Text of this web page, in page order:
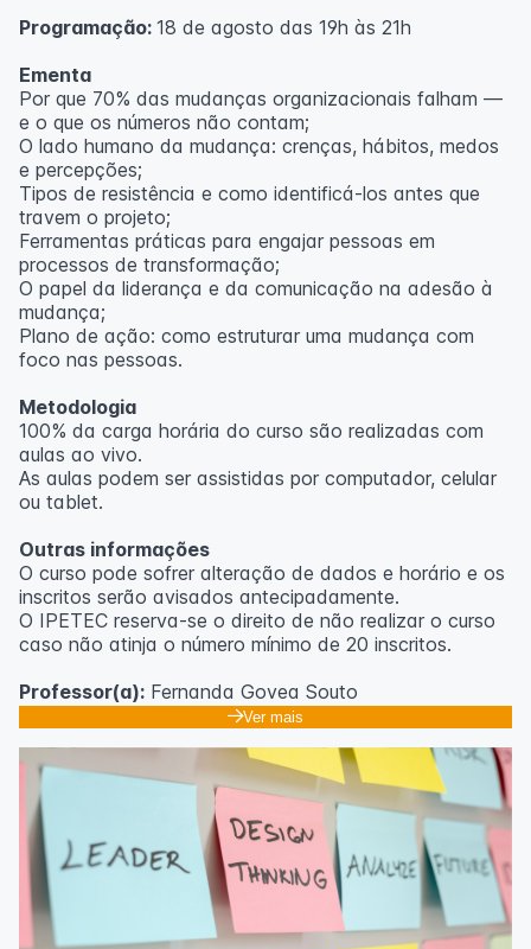
Outras informações
inscritos serão avisados ​​antecipadamente.
O IPETEC reserva-se o direito de não realizar o curso
caso não atinja o número mínimo de 20 inscritos.
Professor(a):
Programação: 18 de agosto das 19h às 21h
Ementa
Por que 70% das mudanças organizacionais falham —
e o que os números não contam;
O lado humano da mudança: crenças, hábitos, medos
e percepções;
Tipos de resistência e como identificá-los antes que
travem o projeto;
Ferramentas práticas para engajar pessoas em
processos de transformação;
O papel da liderança e da comunicação na adesão à
mudança;
Plano de ação: como estruturar uma mudança com
foco nas pessoas.
Metodologia
100% da carga horária do curso são realizadas com
aulas ao vivo.
As aulas podem ser assistidas por computador, celular
ou tablet.
Outras informações
O curso pode sofrer alteração de dados e horário e os
inscritos serão avisados ​​antecipadamente.
O IPETEC reserva-se o direito de não realizar o curso
caso não atinja o número mínimo de 20 inscritos.
Professor(a): Fernanda Govea Souto
Ver mais